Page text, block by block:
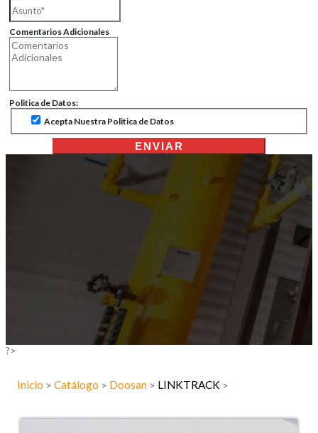
Comentarios Adicionales
Politica de Datos:
Acepta Nuestra Politica de Datos
ENVIAR
?>
Inicio > Catálogo > Doosan > LINKTRACK >